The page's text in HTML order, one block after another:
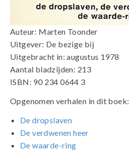
Auteur: Marten Toonder
Uitgever: De bezige bij
Uitgebracht in: augustus 1978
Aantal bladzijden: 213
ISBN: 90 234 0644 3
Opgenomen verhalen in dit boek:
De dropslaven
De verdwenen heer
De waarde-ring